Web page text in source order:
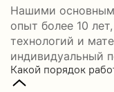
Нашими
опыт более 10
технологий и
индивидуальный
Какой порядок